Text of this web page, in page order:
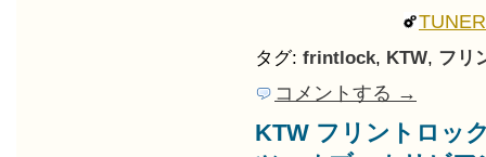
タグ: frintlock, KTW, フリ
コメントする →
KTW フリントロッ